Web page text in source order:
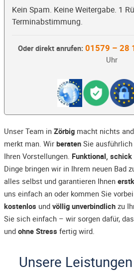
Kein Spam. Keine Weitergabe. 1
Terminabstimmung.
Oder direkt anrufen: 01579 – 28
Uhr
Unser Team in Zörbig macht nichts
merkt man. Wir beraten Sie
Ihren Vorstellungen. Funktional, schick
Dinge bringen wir in Ihrem neuen Bad
alles selbst und garantieren Ihnen
uns einfach an oder kommen Sie
kostenlos und völlig unverbindlich zu
Sie sich einfach – wir sorgen dafür,
und ohne Stress fertig wird.
Unsere Leistungen